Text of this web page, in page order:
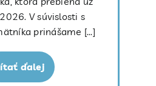
V súvislosti s
prinášame [...]
ďalej